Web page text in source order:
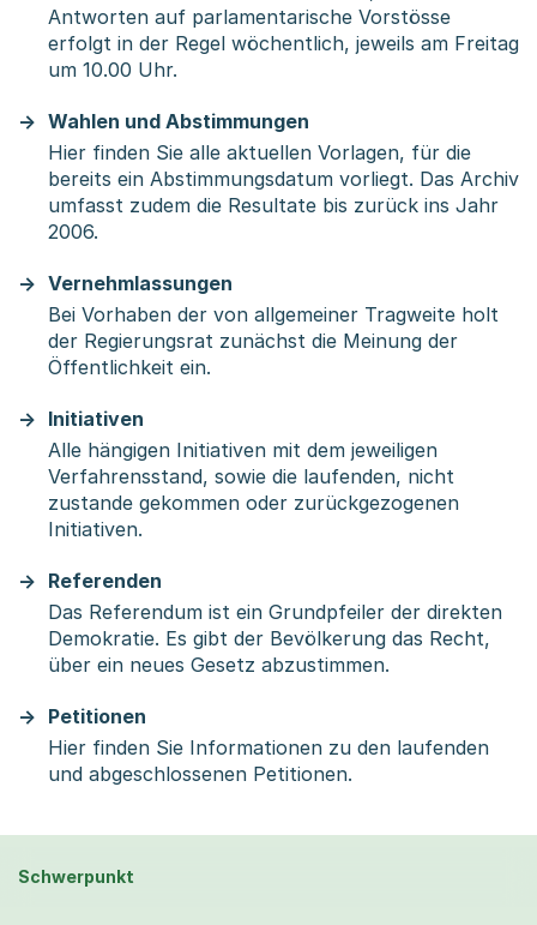
Antworten auf parlamentarische Vorstösse
erfolgt in der Regel wöchentlich, jeweils am Freitag
um 10.00 Uhr.
Wahlen und Abstimmungen
Hier finden Sie alle aktuellen Vorlagen, für die
bereits ein Abstimmungsdatum vorliegt. Das Archiv
umfasst zudem die Resultate bis zurück ins Jahr
2006.
Vernehmlassungen
Bei Vorhaben der von allgemeiner Tragweite holt
der Regierungsrat zunächst die Meinung der
Öffentlichkeit ein.
Initiativen
Alle hängigen Initiativen mit dem jeweiligen
Verfahrensstand, sowie die laufenden, nicht
zustande gekommen oder zurückgezogenen
Initiativen.
Referenden
Das Referendum ist ein Grundpfeiler der direkten
Demokratie. Es gibt der Bevölkerung das Recht,
über ein neues Gesetz abzustimmen.
Petitionen
Hier finden Sie Informationen zu den laufenden
und abgeschlossenen Petitionen.
Schwerpunkt